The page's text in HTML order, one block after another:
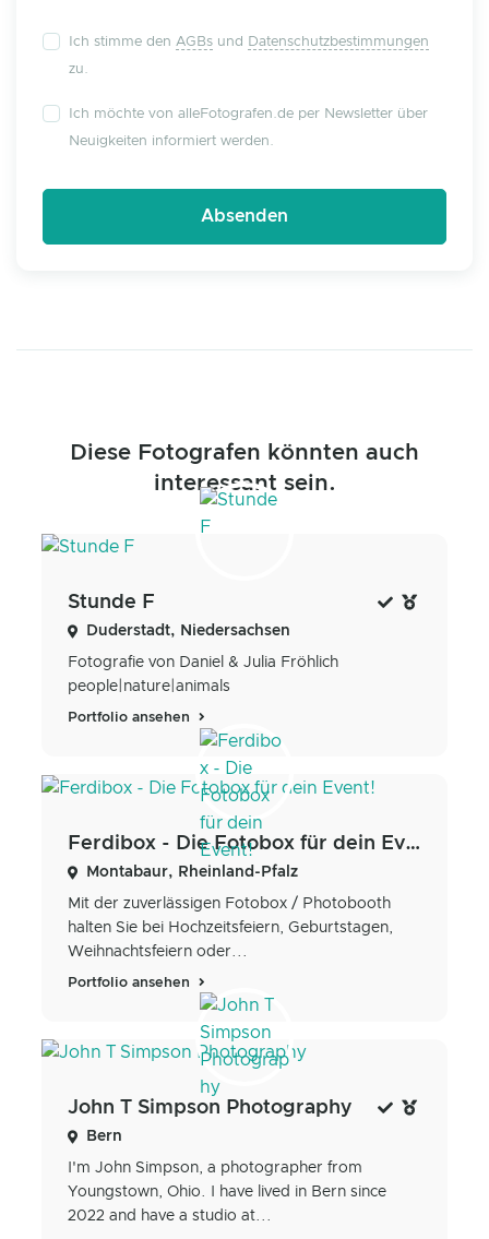
Ich stimme den AGBs und
Datenschutzbestimmungen
zu.
Ich möchte von alleFotografen.de per Newsletter über
Neuigkeiten informiert werden.
Diese Fotografen könnten auch
interessant sein.
Stunde F
Duderstadt, Niedersachsen
Fotografie von Daniel & Julia Fröhlich
people|nature|animals
Portfolio ansehen
Ferdibox - Die Fotobox für dein Event!
Montabaur, Rheinland-Pfalz
Mit der zuverlässigen Fotobox / Photobooth
halten Sie bei Hochzeitsfeiern, Geburtstagen,
Weihnachtsfeiern oder...
Portfolio ansehen
John T Simpson Photography
Bern
I'm John Simpson, a photographer from
Youngstown, Ohio. I have lived in Bern since
2022 and have a studio at...